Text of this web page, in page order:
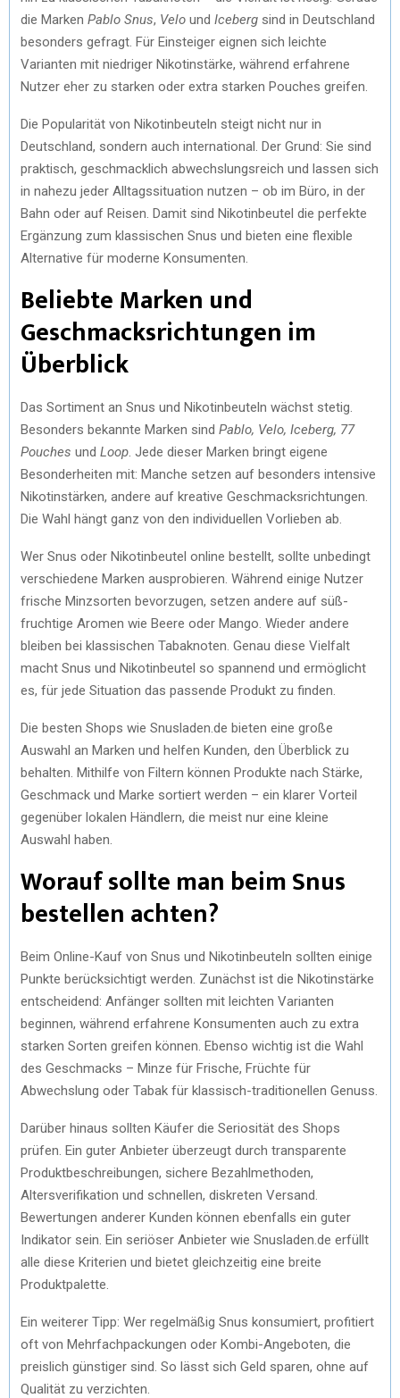
die Marken Pablo Snus, Velo und Iceberg sind in Deutschland
besonders gefragt. Für Einsteiger eignen sich leichte
Varianten mit niedriger Nikotinstärke, während erfahrene
Nutzer eher zu starken oder extra starken Pouches greifen.
Die Popularität von Nikotinbeuteln steigt nicht nur in
Deutschland, sondern auch international. Der Grund: Sie sind
praktisch, geschmacklich abwechslungsreich und lassen sich
in nahezu jeder Alltagssituation nutzen – ob im Büro, in der
Bahn oder auf Reisen. Damit sind Nikotinbeutel die perfekte
Ergänzung zum klassischen Snus und bieten eine flexible
Alternative für moderne Konsumenten.
Beliebte Marken und
Geschmacksrichtungen im
Überblick
Das Sortiment an Snus und Nikotinbeuteln wächst stetig.
Besonders bekannte Marken sind Pablo, Velo, Iceberg, 77
Pouches und Loop . Jede dieser Marken bringt eigene
Besonderheiten mit: Manche setzen auf besonders intensive
Nikotinstärken, andere auf kreative Geschmacksrichtungen.
Die Wahl hängt ganz von den individuellen Vorlieben ab.
Wer Snus oder Nikotinbeutel online bestellt, sollte unbedingt
verschiedene Marken ausprobieren. Während einige Nutzer
frische Minzsorten bevorzugen, setzen andere auf süß-
fruchtige Aromen wie Beere oder Mango. Wieder andere
bleiben bei klassischen Tabaknoten. Genau diese Vielfalt
macht Snus und Nikotinbeutel so spannend und ermöglicht
es, für jede Situation das passende Produkt zu finden.
Die besten Shops wie Snusladen.de bieten eine große
Auswahl an Marken und helfen Kunden, den Überblick zu
behalten. Mithilfe von Filtern können Produkte nach Stärke,
Geschmack und Marke sortiert werden – ein klarer Vorteil
gegenüber lokalen Händlern, die meist nur eine kleine
Auswahl haben.
Worauf sollte man beim Snus
bestellen achten?
Beim Online-Kauf von Snus und Nikotinbeuteln sollten einige
Punkte berücksichtigt werden. Zunächst ist die Nikotinstärke
entscheidend: Anfänger sollten mit leichten Varianten
beginnen, während erfahrene Konsumenten auch zu extra
starken Sorten greifen können. Ebenso wichtig ist die Wahl
des Geschmacks – Minze für Frische, Früchte für
Abwechslung oder Tabak für klassisch-traditionellen Genuss.
Darüber hinaus sollten Käufer die Seriosität des Shops
prüfen. Ein guter Anbieter überzeugt durch transparente
Produktbeschreibungen, sichere Bezahlmethoden,
Altersverifikation und schnellen, diskreten Versand.
Bewertungen anderer Kunden können ebenfalls ein guter
Indikator sein. Ein seriöser Anbieter wie Snusladen.de erfüllt
alle diese Kriterien und bietet gleichzeitig eine breite
Produktpalette.
Ein weiterer Tipp: Wer regelmäßig Snus konsumiert, profitiert
oft von Mehrfachpackungen oder Kombi-Angeboten, die
preislich günstiger sind. So lässt sich Geld sparen, ohne auf
Qualität zu verzichten.